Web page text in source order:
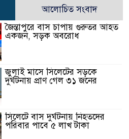
আলোচিত সংবাদ
জৈন্তাপুরে বাস চাপায় গুরুতর আহত
একজন, সড়ক অবরোধ
জুলাই মাসে সিলেটের সড়কে
দুর্ঘটনায় প্রাণ গেল ৩১ জনের
সিলেটে বাস দুর্ঘটনায় নিহতদের
পরিবার পাবে ৫ লাখ টাকা